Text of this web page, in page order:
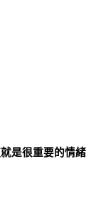
是很重要的情緒